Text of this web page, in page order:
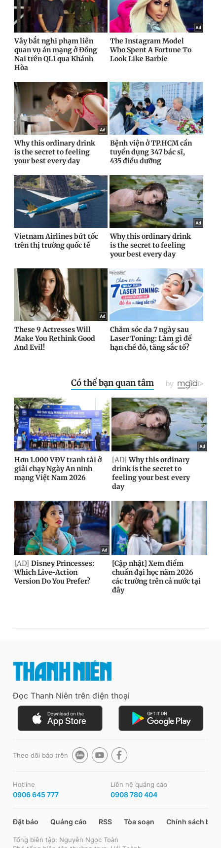
Đọc Thanh Niên trên điện thoại
Theo dõi báo trên
Hotline
0906 645 777
Liên hệ quảng cáo
0908 780 404
Đặt báo Quảng cáo RSS Tòa soạn Chính sách bảo
Tổng biên tập: Nguyễn Ngọc Toàn